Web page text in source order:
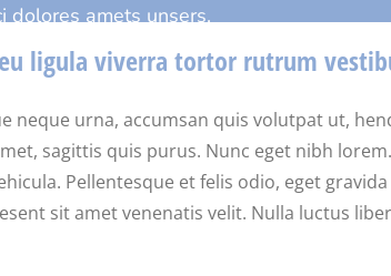
dolores amets unsers.
ligula viverra tortor rutrum
neque urna, accumsan quis volutpat ut,
sagittis quis purus. Nunc eget nibh
Pellentesque et felis odio, eget
sit amet venenatis velit. Nulla luctus